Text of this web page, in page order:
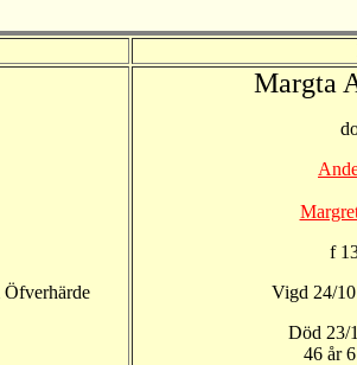
Margta
f
Vigd 24/10
Död 23/
46 år